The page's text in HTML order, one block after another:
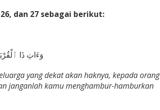
dan 27 sebagai berikut:
وَءَاتِ ذَا
yang dekat akan haknya, kepada orang
janganlah kamu menghambur-hamburkan